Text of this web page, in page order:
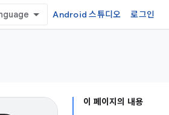
Android 스튜디오 로그인
이 페이지의 내용